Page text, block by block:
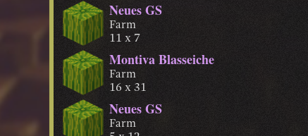
Neues GS
Farm
11 x 7
Montiva Blasseiche
Farm
16 x 31
Neues GS
Farm